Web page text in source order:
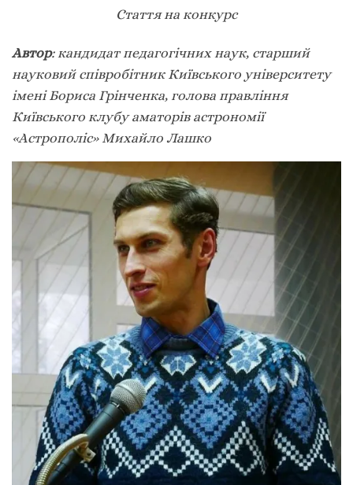
Стаття на конкурс
Автор: кандидат педагогічних наук, старший
науковий співробітник Київського університету
імені Бориса Грінченка, голова правління
Київського клубу аматорів астрономії
«Астрополіс» Михайло Лашко